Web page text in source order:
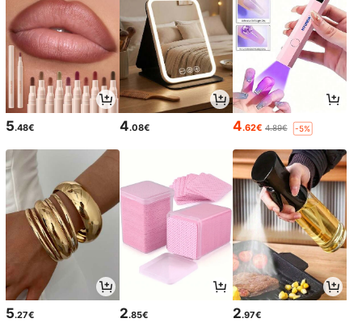
5.48€ 4.08€ 4.62€ 4.89€ -5%
5.27€ 2.85€ 2.97€